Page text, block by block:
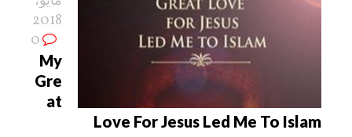
2018
0
My
Gre
at
Love For Jesus Led Me To Islam